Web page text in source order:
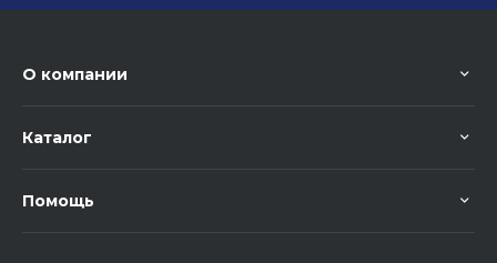
О компании
Каталог
Помощь